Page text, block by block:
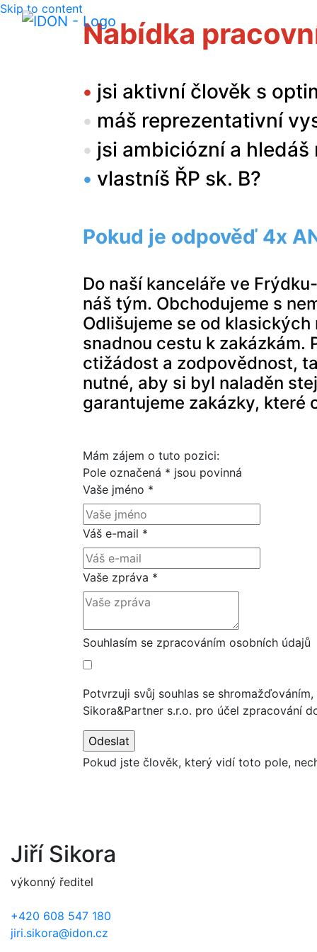
Skip to content
Nabídka
• jsi aktivní člověk s
• máš reprezentativní
• jsi ambiciózní a
• vlastníš ŘP sk. B?
Pokud je odpověď 4x
Do naší kanceláře ve
náš tým. Obchodujeme s
Odlišujeme se od
snadnou cestu k zakázkám.
ctižádost a zodpovědnost,
nutné, aby si byl naladěn
garantujeme zakázky, které
Mám zájem o tuto pozici:
Pole označená * jsou povinná
Vaše jméno *
Váš e-mail *
Vaše zpráva *
Souhlasím se zpracováním osobních údajů
Potvrzuji svůj souhlas se shromažďováním,
Sikora&Partner s.r.o. pro účel zpracování
Pokud jste člověk, který vidí toto pole,
Jiří Sikora
výkonný ředitel
+420 608 547 180
jiri.sikora@idon.cz
Jsou
potřeba
fungování